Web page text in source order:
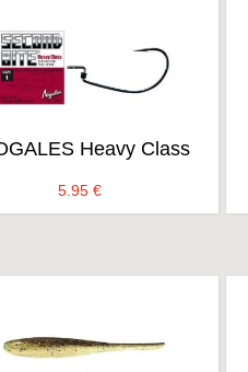
Heavy Class
5.95€